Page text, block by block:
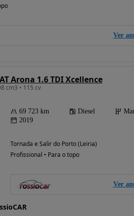
Ver
Arona 1.6 TDI Xcellence
cm3 • 115 cv
69 723 km Diesel
2019
Tornada e Salir do Porto (Leiria)
Profissional • Para o topo
Ver